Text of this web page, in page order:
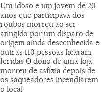
Um idoso e um jovem de 20
anos que participava dos
roubos morreu ao ser
atingido por um disparo de
origem ainda desconhecida e
outras 110 pessoas ficaram
feridas O dono de uma loja
morreu de asfixia depois de
os saqueadores incendiarem
o local